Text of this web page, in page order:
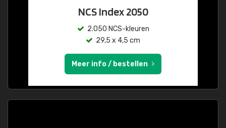
NCS Index 2050
2.050 NCS-kleuren
29,5 x 4,5 cm
Meer info / bestellen